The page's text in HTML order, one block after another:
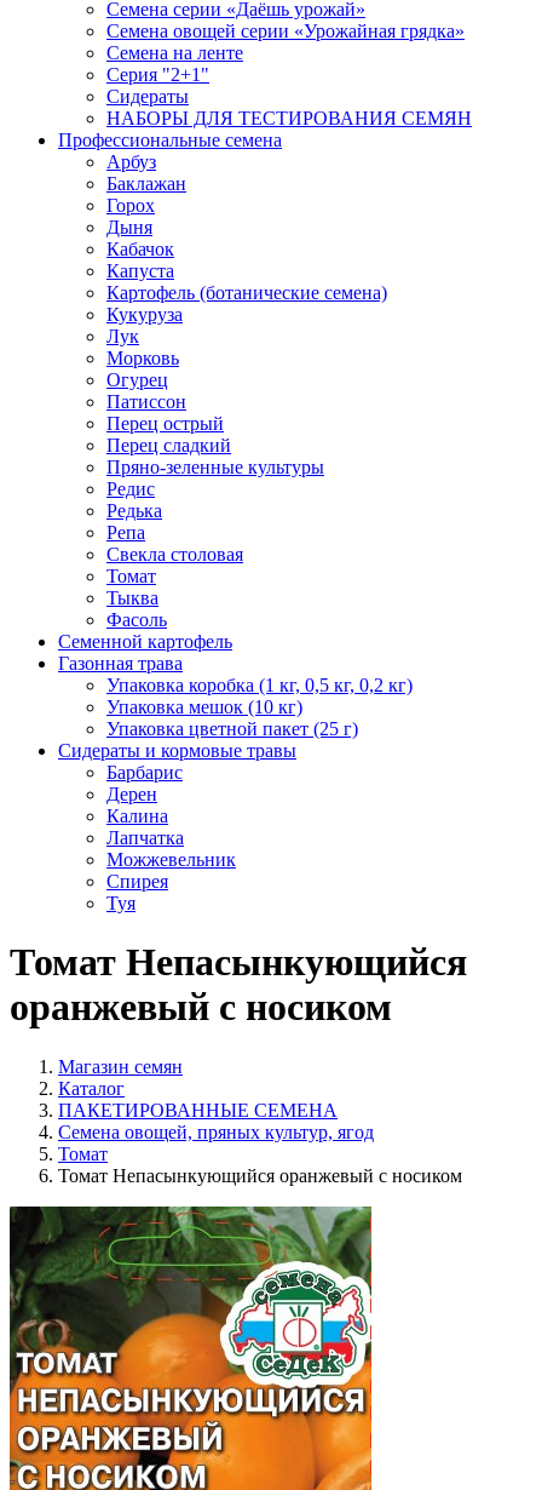
Семена серии «Даёшь урожай»
Семена овощей серии «Урожайная грядка»
Семена на ленте
Серия "2+1"
Сидераты
НАБОРЫ ДЛЯ ТЕСТИРОВАНИЯ СЕМЯН
Профессиональные семена
Арбуз
Баклажан
Горох
Дыня
Кабачок
Капуста
Картофель (ботанические семена)
Кукуруза
Лук
Морковь
Огурец
Патиссон
Перец острый
Перец сладкий
Пряно-зеленные культуры
Редис
Редька
Репа
Свекла столовая
Томат
Тыква
Фасоль
Семенной картофель
Газонная трава
Упаковка коробка (1 кг, 0,5 кг, 0,2 кг)
Упаковка мешок (10 кг)
Упаковка цветной пакет (25 г)
Сидераты и кормовые травы
Барбарис
Дерен
Калина
Лапчатка
Можжевельник
Спирея
Туя
Томат Непасынкующийся
оранжевый с носиком
Магазин семян
Каталог
ПАКЕТИРОВАННЫЕ СЕМЕНА
Семена овощей, пряных культур, ягод
Томат
Томат Непасынкующийся оранжевый с носиком